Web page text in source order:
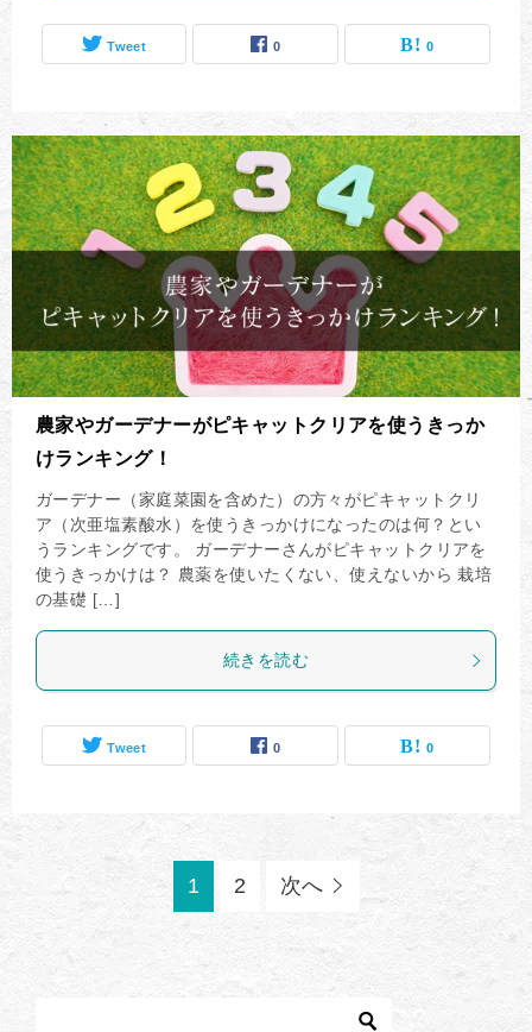
Tweet 0 0
農家やガーデナーがピキャットクリアを使うきっか
けランキング！
ガーデナー（家庭菜園を含めた）の方々がピキャットクリ
ア（次亜塩素酸水）を使うきっかけになったのは何？とい
うランキングです。 ガーデナーさんがピキャットクリアを
使うきっかけは？ 農薬を使いたくない、使えないから 栽培
の基礎 […]
続きを読む
Tweet 0 0
1 2 次へ